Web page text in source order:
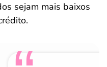
sejam mais baixos